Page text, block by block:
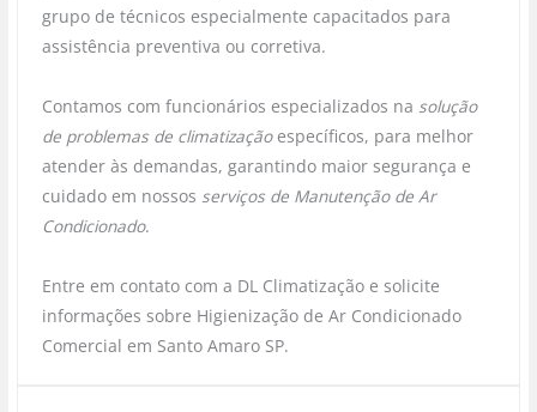
grupo de técnicos especialmente capacitados para
assistência preventiva ou corretiva.
Contamos com funcionários especializados na solução
de problemas de climatizaçãoespecíficos, para melhor
atender às demandas, garantindo maior segurança e
cuidado em nossos serviços de Manutenção de Ar
Condicionado.
Entre em contato com a DL Climatização e solicite
informações sobre Higienização de Ar Condicionado
Comercial em Santo Amaro SP.